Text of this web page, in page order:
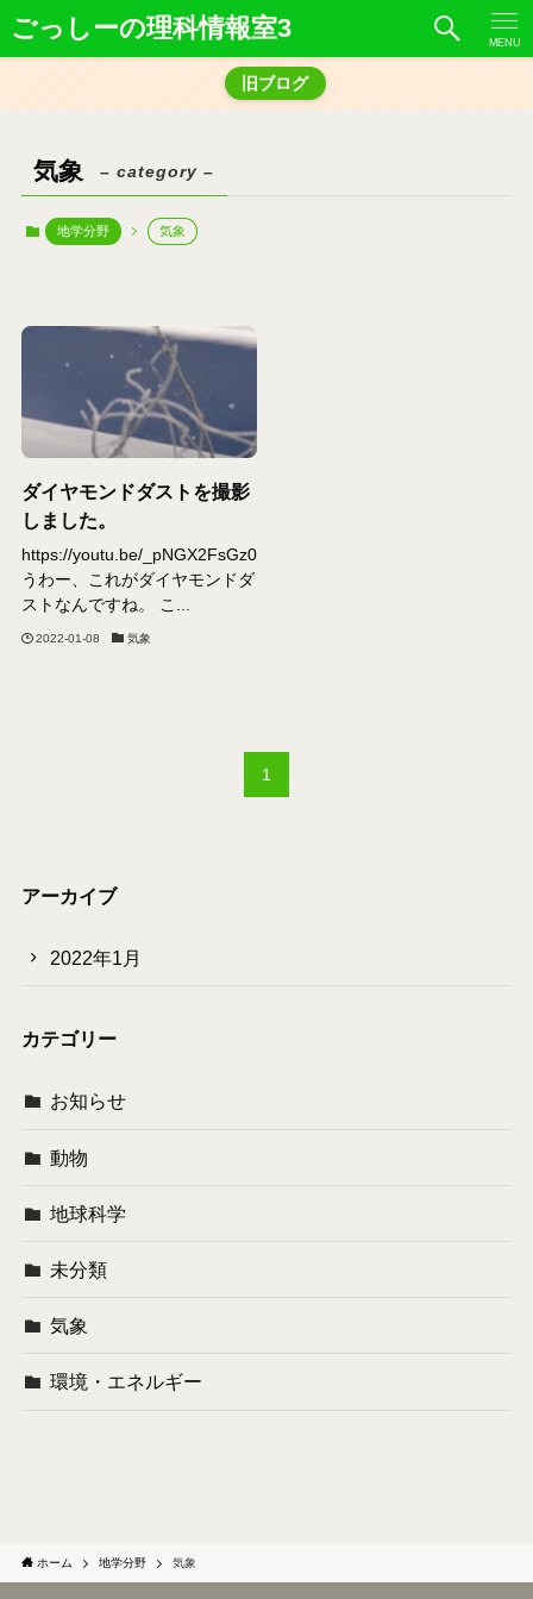
ごっしーの理科情報室3 MENU
旧ブログ
気象 – category –
地学分野 気象
ダイヤモンドダストを撮影
しました。
https://youtu.be/_pNGX2FsGz0
うわー、これがダイヤモンドダ
ストなんですね。 こ...
2022-01-08 気象
1
アーカイブ
2022年1月
カテゴリー
お知らせ
動物
地球科学
未分類
気象
環境・エネルギー
ホーム 地学分野 気象